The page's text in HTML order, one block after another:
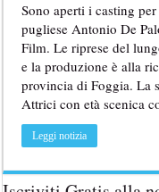
Sono aperti i casting
pugliese Antonio De
Film. Le riprese del
e la produzione è alla
provincia di Foggia. La
Attrici con età scenica
Leggi notizia